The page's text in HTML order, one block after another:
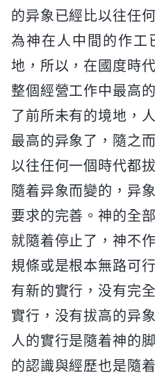
的异象已經比以往任
為神在人中間的作工
地，所以，在國度時
整個經營工作中最高
了前所未有的境地，
最高的异象了，隨之
以往任何一個時代都
隨着异象而變的，异
要求的完善。神的全
就隨着停止了，神不
規條或是根本無路可
有新的實行，没有完
實行，没有拔高的异
人的實行是隨着神的
的認識與經歷也是隨